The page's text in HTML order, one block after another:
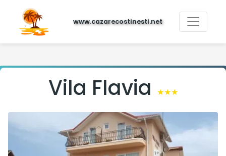
www.cazarecostinesti.net
Vila Flavia ★★★